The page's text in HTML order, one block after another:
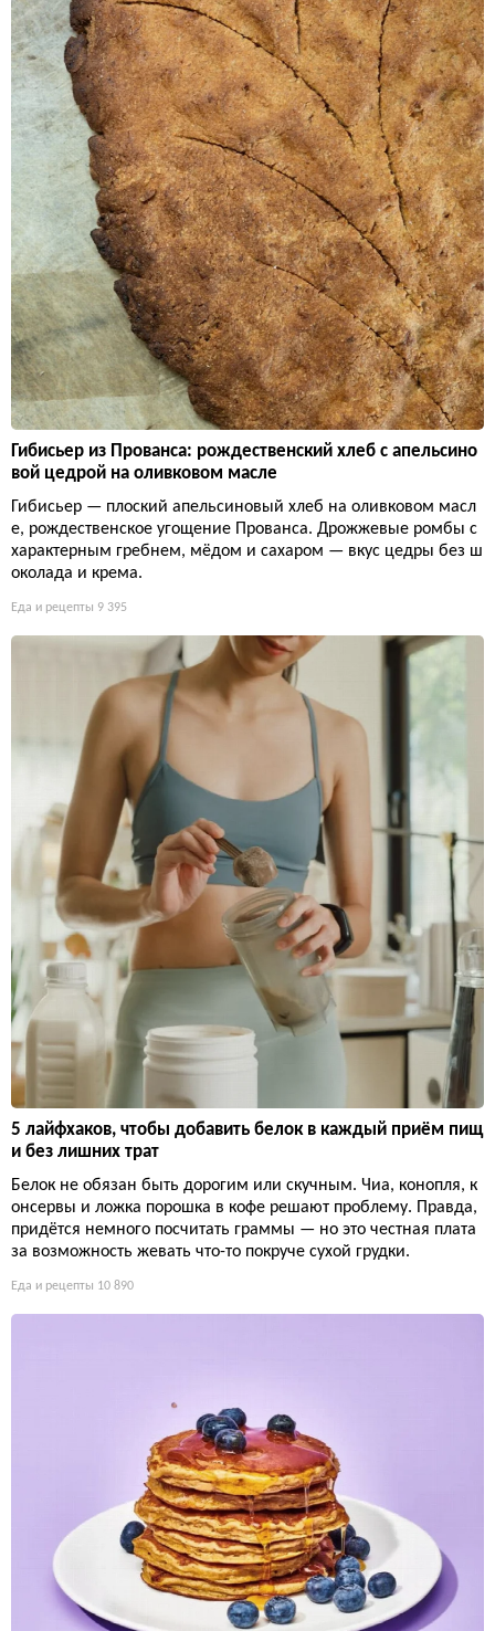
Гибисьер из Прованса: рождественский хлеб с апельсино
вой цедрой на оливковом масле
Гибисьер — плоский апельсиновый хлеб на оливковом масл
е, рождественское угощение Прованса. Дрожжевые ромбы с
характерным гребнем, мёдом и сахаром — вкус цедры без ш
околада и крема.
Еда и рецепты 9 395
5 лайфхаков, чтобы добавить белок в каждый приём пищ
и без лишних трат
Белок не обязан быть дорогим или скучным. Чиа, конопля, к
онсервы и ложка порошка в кофе решают проблему. Правда,
придётся немного посчитать граммы — но это честная плата
за возможность жевать что-то покруче сухой грудки.
Еда и рецепты 10 890